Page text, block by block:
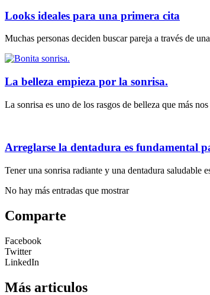
Looks ideales para una primera cita
Muchas personas deciden buscar pareja a través de
La belleza empieza por la sonrisa.
La sonrisa es uno de los rasgos de belleza que más
Arreglarse la dentadura es fundamental
Tener una sonrisa radiante y una dentadura
No hay más entradas que mostrar
Comparte
Facebook
Twitter
LinkedIn
Más articulos